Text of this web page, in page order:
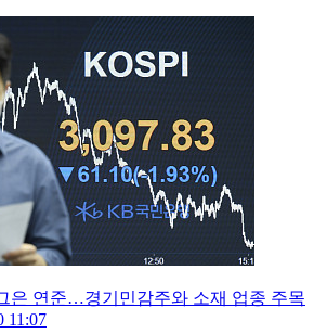
은 연준…경기민감주와 소재 업종 주목
11:07